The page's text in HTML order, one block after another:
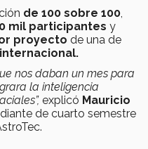
de 100 sobre 100
mil participantes y
proyecto de una de
nos daban un mes para
la inteligencia
explicó Mauricio
de cuarto semestre